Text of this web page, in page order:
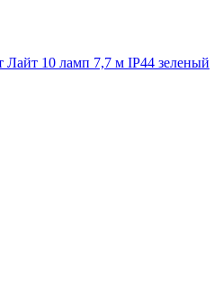
Лайт 10 ламп 7,7 м IP44 зеленый